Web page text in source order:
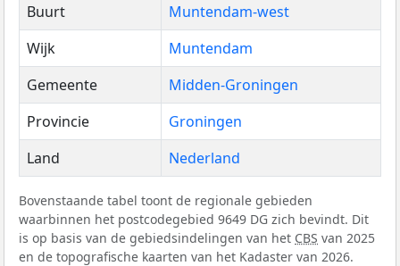
Buurt
Muntendam-west
Wijk
Muntendam
Gemeente
Midden-Groningen
Provincie
Groningen
Land
Nederland
Bovenstaande tabel toont de regionale gebieden
waarbinnen het postcodegebied 9649 DG zich bevindt. Dit
is op basis van de gebiedsindelingen van het CBS van 2025
en de topografische kaarten van het Kadaster van 2026.